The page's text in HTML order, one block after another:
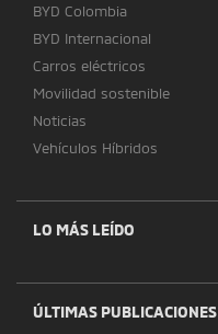
BYD Colombia
BYD Internacional
Carros eléctricos
Movilidad sostenible
Noticias
Vehículos Híbridos
LO MÁS LEÍDO
ÚLTIMAS PUBLICACIONES